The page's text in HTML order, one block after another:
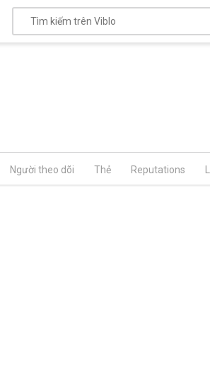
Người theo dõi Thẻ Reputations